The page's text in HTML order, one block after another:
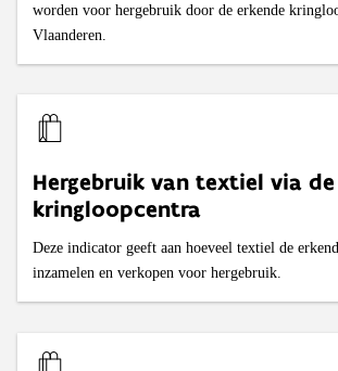
worden voor hergebruik door de erkende
Vlaanderen.
Hergebruik van textiel via de
kringloopcentra
Deze indicator geeft aan hoeveel textiel de
inzamelen en verkopen voor hergebruik.